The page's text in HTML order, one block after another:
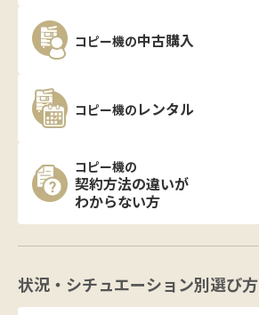
コピー機の中古購入
コピー機の レンタル
コピー機の
契約方法の違いが
わからない方
状況・シチュエーション別選び方